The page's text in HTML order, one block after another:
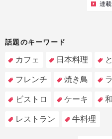
連
話題のキーワード
カフェ 日本料理
フレンチ 焼き鳥
ビストロ ケーキ
レストラン 牛料理